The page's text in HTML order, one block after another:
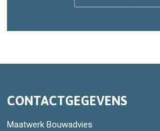
CONTACTGEGEVENS
Maatwerk Bouwadvies